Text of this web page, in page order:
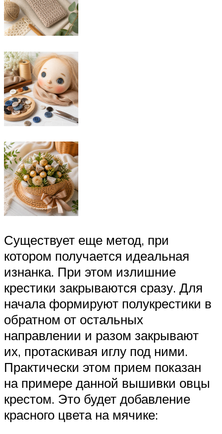
Существует еще метод, при
котором получается идеальная
изнанка. При этом излишние
крестики закрываются сразу. Для
начала формируют полукрестики в
обратном от остальных
направлении и разом закрывают
их, протаскивая иглу под ними.
Практически этом прием показан
на примере данной вышивки овцы
крестом. Это будет добавление
красного цвета на мячике: